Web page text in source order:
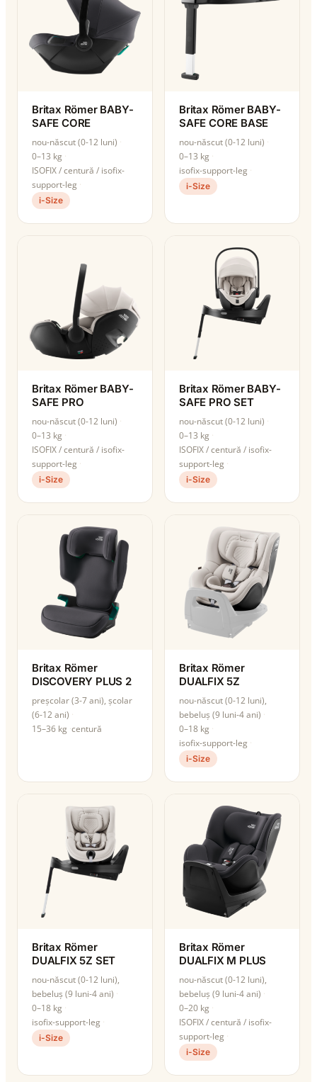
Britax Römer BABY-
SAFE CORE
nou-născut (0-12 luni)
0–13 kg
ISOFIX / centură / isofix-
support-leg
i-Size
Britax Römer BABY-
SAFE CORE BASE
nou-născut (0-12 luni)
0–13 kg
isofix-support-leg
i-Size
Britax Römer BABY-
SAFE PRO
nou-născut (0-12 luni)
0–13 kg
ISOFIX / centură / isofix-
support-leg
i-Size
Britax Römer BABY-
SAFE PRO SET
nou-născut (0-12 luni)
0–13 kg
ISOFIX / centură / isofix-
support-leg
i-Size
Britax Römer
DISCOVERY PLUS 2
preșcolar (3-7 ani), școlar
(6-12 ani)
15–36 kg centură
Britax Römer
DUALFIX 5Z
nou-născut (0-12 luni),
bebeluș (9 luni-4 ani)
0–18 kg
isofix-support-leg
i-Size
Britax Römer
DUALFIX 5Z SET
nou-născut (0-12 luni),
bebeluș (9 luni-4 ani)
0–18 kg
isofix-support-leg
i-Size
Britax Römer
DUALFIX M PLUS
nou-născut (0-12 luni),
bebeluș (9 luni-4 ani)
0–20 kg
ISOFIX / centură / isofix-
support-leg
i-Size